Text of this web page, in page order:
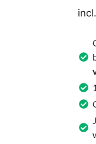
e
a
v
e
: